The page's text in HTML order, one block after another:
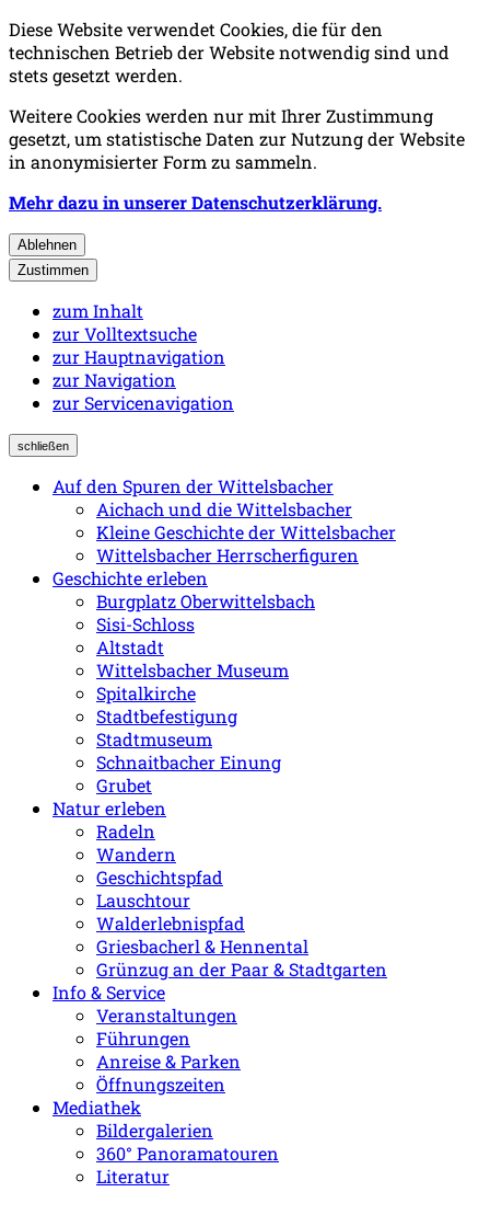
Diese Website verwendet Cookies, die für den
technischen Betrieb der Website notwendig sind und
stets gesetzt werden.
Weitere Cookies werden nur mit Ihrer Zustimmung
gesetzt, um statistische Daten zur Nutzung der Website
in anonymisierter Form zu sammeln.
Mehr dazu in unserer Datenschutzerklärung.
Ablehnen
Zustimmen
zum Inhalt
zur Volltextsuche
zur Hauptnavigation
zur Navigation
zur Servicenavigation
schließen
Auf den Spuren der Wittelsbacher
Aichach und die Wittelsbacher
Kleine Geschichte der Wittelsbacher
Wittelsbacher Herrscherfiguren
Geschichte erleben
Burgplatz Oberwittelsbach
Sisi-Schloss
Altstadt
Wittelsbacher Museum
Spitalkirche
Stadtbefestigung
Stadtmuseum
Schnaitbacher Einung
Grubet
Natur erleben
Radeln
Wandern
Geschichtspfad
Lauschtour
Walderlebnispfad
Griesbacherl & Hennental
Grünzug an der Paar & Stadtgarten
Info & Service
Veranstaltungen
Führungen
Anreise & Parken
Öffnungszeiten
Mediathek
Bildergalerien
360° Panoramatouren
Literatur